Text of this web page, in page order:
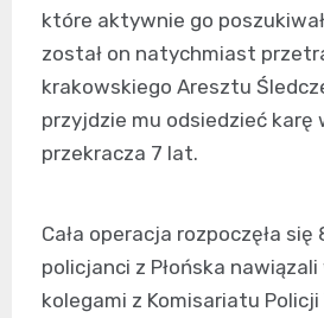
które aktywnie go
został on natychmiast
krakowskiego Aresztu
przyjdzie mu odsiedzieć karę
przekracza 7 lat.
Cała operacja rozpoczęła
policjanci z Płońska nawiązali
kolegami z Komisariatu Policji